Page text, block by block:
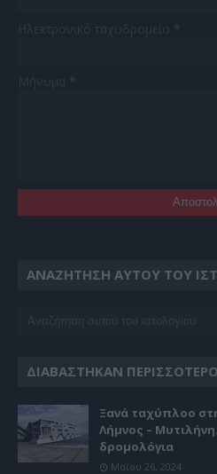
ΑΝΑΖΉΤΗΣΗ ΑΥΤΟΎ ΤΟΥ
ΔΙΑΒΆΣΤΗΚΑΝ
Ξανά ταχύπλοο
Λήμνος –
δρομολόγια
Μαΐου 26, 2024